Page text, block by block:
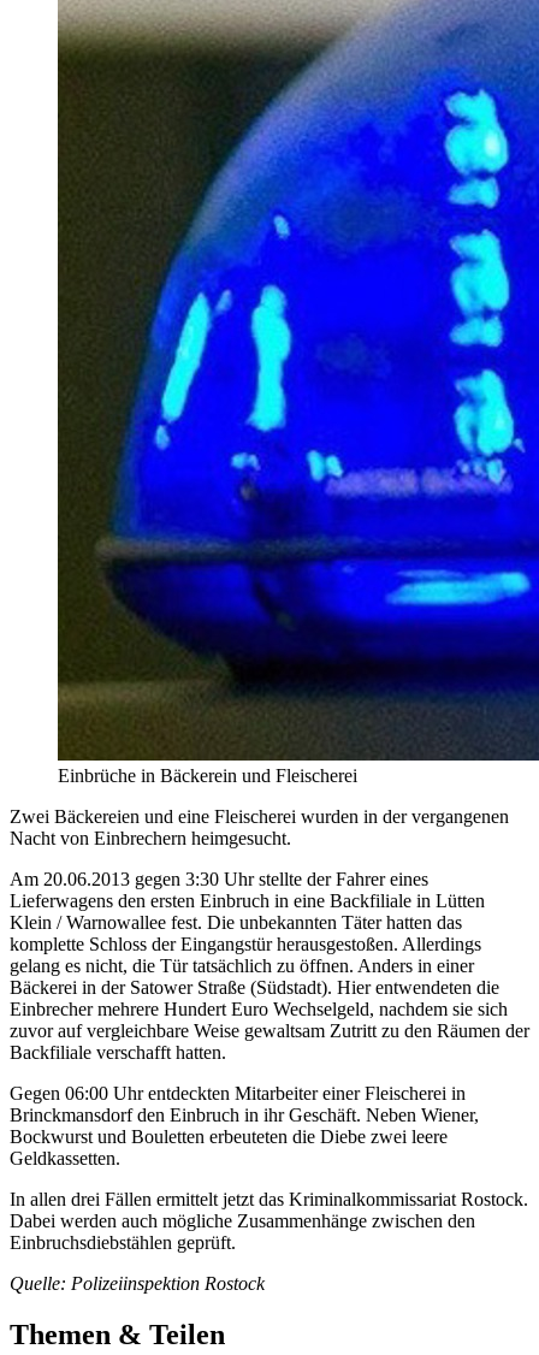
Einbrüche in Bäckerein und Fleischerei
Zwei Bäckereien und eine Fleischerei wurden in der vergangenen
Nacht von Einbrechern heimgesucht.
Am 20.06.2013 gegen 3:30 Uhr stellte der Fahrer eines
Lieferwagens den ersten Einbruch in eine Backfiliale in Lütten
Klein / Warnowallee fest. Die unbekannten Täter hatten das
komplette Schloss der Eingangstür herausgestoßen. Allerdings
gelang es nicht, die Tür tatsächlich zu öffnen. Anders in einer
Bäckerei in der Satower Straße (Südstadt). Hier entwendeten die
Einbrecher mehrere Hundert Euro Wechselgeld, nachdem sie sich
zuvor auf vergleichbare Weise gewaltsam Zutritt zu den Räumen der
Backfiliale verschafft hatten.
Gegen 06:00 Uhr entdeckten Mitarbeiter einer Fleischerei in
Brinckmansdorf den Einbruch in ihr Geschäft. Neben Wiener,
Bockwurst und Bouletten erbeuteten die Diebe zwei leere
Geldkassetten.
In allen drei Fällen ermittelt jetzt das Kriminalkommissariat Rostock.
Dabei werden auch mögliche Zusammenhänge zwischen den
Einbruchsdiebstählen geprüft.
Quelle: Polizeiinspektion Rostock
Themen & Teilen